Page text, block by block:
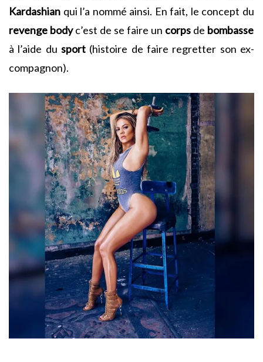
Kardashian qui l’a nommé ainsi. En fait, le concept du
revenge bodyc’est de se faire un corps de bombasse
à l’aide du sport (histoire de faire regretter son ex-
compagnon).